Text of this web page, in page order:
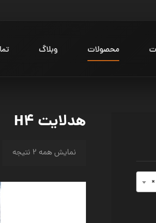
محصولات وبلاگ
هدلایت H۴
نمایش همه ۲ نتیجه
×